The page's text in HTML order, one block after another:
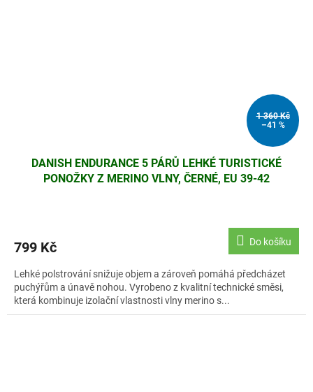
1 360 Kč
–41 %
DANISH ENDURANCE 5 PÁRŮ LEHKÉ TURISTICKÉ
PONOŽKY Z MERINO VLNY, ČERNÉ, EU 39-42
799 Kč Do košíku
Lehké polstrování snižuje objem a zároveň pomáhá předcházet
puchýřům a únavě nohou. Vyrobeno z kvalitní technické směsi,
která kombinuje izolační vlastnosti vlny merino s...